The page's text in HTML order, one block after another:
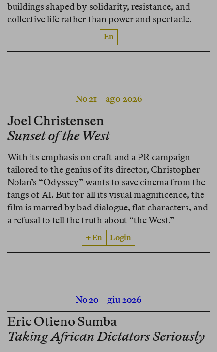
buildings shaped by solidarity, resistance, and
collective life rather than power and spectacle.
En
No 21ago 2026
Joel Christensen
Sunset of the West
With its emphasis on craft and a PR campaign
tailored to the genius of its director, Christopher
Nolan’s “Odyssey” wants to save cinema from the
fangs of AI. But for all its visual magnificence, the
film is marred by bad dialogue, flat characters, and
a refusal to tell the truth about “the West.”
+ En Login
No 20 giu 2026
Eric Otieno Sumba
Taking African Dictators Seriously